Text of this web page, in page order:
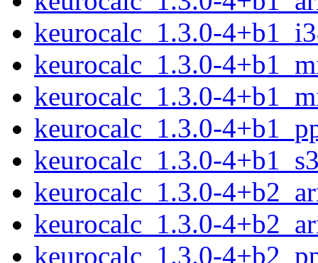
keurocalc_1.3.0-
keurocalc_1.3.0-
keurocalc_1.3.0-
keurocalc_1.3.0-
keurocalc_1.3.0-
keurocalc_1.3.0-
keurocalc_1.3.0-
keurocalc_1.3.0-